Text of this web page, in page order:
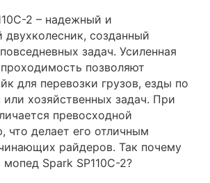
2 – надежный и
созданный
задач. Усиленная
позволяют
для перевозки грузов, езды по
хозяйственных задач. При
превосходной
что делает его отличным
райдеров. Так почему
Spark SP110C-2?